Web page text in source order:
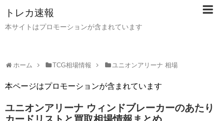
トレカ速報
本サイトはプロモーションが含まれています
ホーム TCG相場情報 ユニオンアリーナ 相場
本ページはプロモーションが含まれています
ユニオンアリーナ ウィンドブレーカーのあたり